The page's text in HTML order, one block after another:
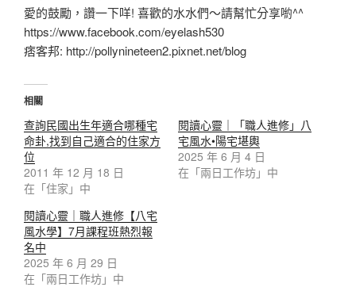
愛的鼓勵，讚一下咩! 喜歡的水水們～請幫忙分享喲^^
https://www.facebook.com/eyelash530
痞客邦: http://pollynineteen2.pixnet.net/blog
相關
查詢民國出生年適合哪種宅
命卦,找到自己適合的住家方
位
2011 年 12 月 18 日
在「住家」中
閱讀心靈｜「職人進修」八
宅風水•陽宅堪輿
2025 年 6 月 4 日
在「兩日工作坊」中
閱讀心靈｜職人進修【八宅
風水學】7月課程班熱烈報
名中
2025 年 6 月 29 日
在「兩日工作坊」中